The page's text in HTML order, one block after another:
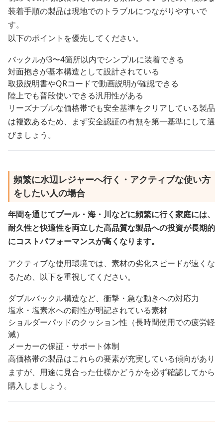
装着手順の製品は現地でのトラブルにつながりやすいで
す。
以下のポイントを優先してください。
バックルが3〜4箇所以内でシンプルに装着できる
対面抱きが基本構造として設計されている
取扱説明書やQRコードで動画説明が確認できる
陸上でも普段使いできる汎用性がある
リーズナブルな価格帯でも安全基準をクリアしている製品
は複数あるため、まず安全認証の有無を第一基準にして選
びましょう。
頻繁に水辺レジャーへ行く・アクティブな使い方
をしたい人の場合
年間を通じてプール・海・川などに頻繁に行く家庭には、
耐久性と快適性を両立した高品質な製品への投資が長期的
にコストパフォーマンスが高くなります。
アクティブな使用環境では、素材の劣化スピードが速くな
るため、以下を重視してください。
ダブルバックル構造など、衝撃・急な動きへの対応力
塩水・塩素水への耐性が明記されている素材
ショルダーパッドのクッション性（長時間使用での疲労軽
減）
メーカーの保証・サポート体制
高価格帯の製品はこれらの要素が充実している傾向があり
ますが、用途に見合った仕様かどうかを必ず確認してから
購入しましょう。